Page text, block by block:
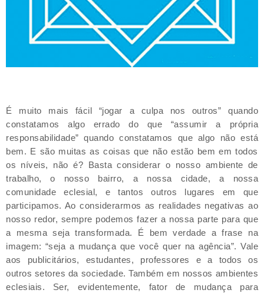
É muito mais fácil “jogar a culpa nos outros” quando
constatamos algo errado do que “assumir a própria
responsabilidade” quando constatamos que algo não está
bem. E são muitas as coisas que não estão bem em todos
os níveis, não é? Basta considerar o nosso ambiente de
trabalho, o nosso bairro, a nossa cidade, a nossa
comunidade eclesial, e tantos outros lugares em que
participamos. Ao considerarmos as realidades negativas ao
nosso redor, sempre podemos fazer a nossa parte para que
a mesma seja transformada. É bem verdade a frase na
imagem: “seja a mudança que você quer na agência”. Vale
aos publicitários, estudantes, professores e a todos os
outros setores da sociedade. Também em nossos ambientes
eclesiais. Ser, evidentemente, fator de mudança para